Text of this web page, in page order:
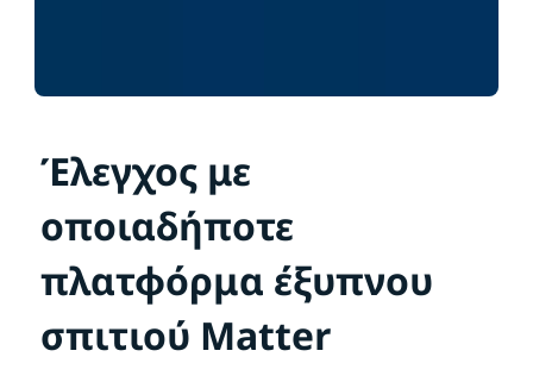
Έλεγχος με
οποιαδήποτε
πλατφόρμα έξυπνου
σπιτιού Matter